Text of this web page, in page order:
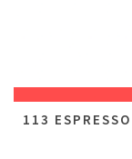
113